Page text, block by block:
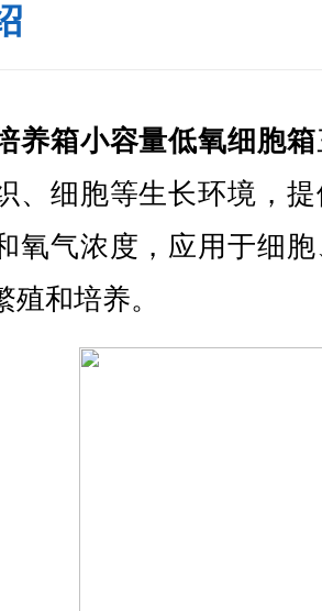
养箱小容量低氧细胞箱
、细胞等生长环境，
氧气浓度，应用于细
和培养。